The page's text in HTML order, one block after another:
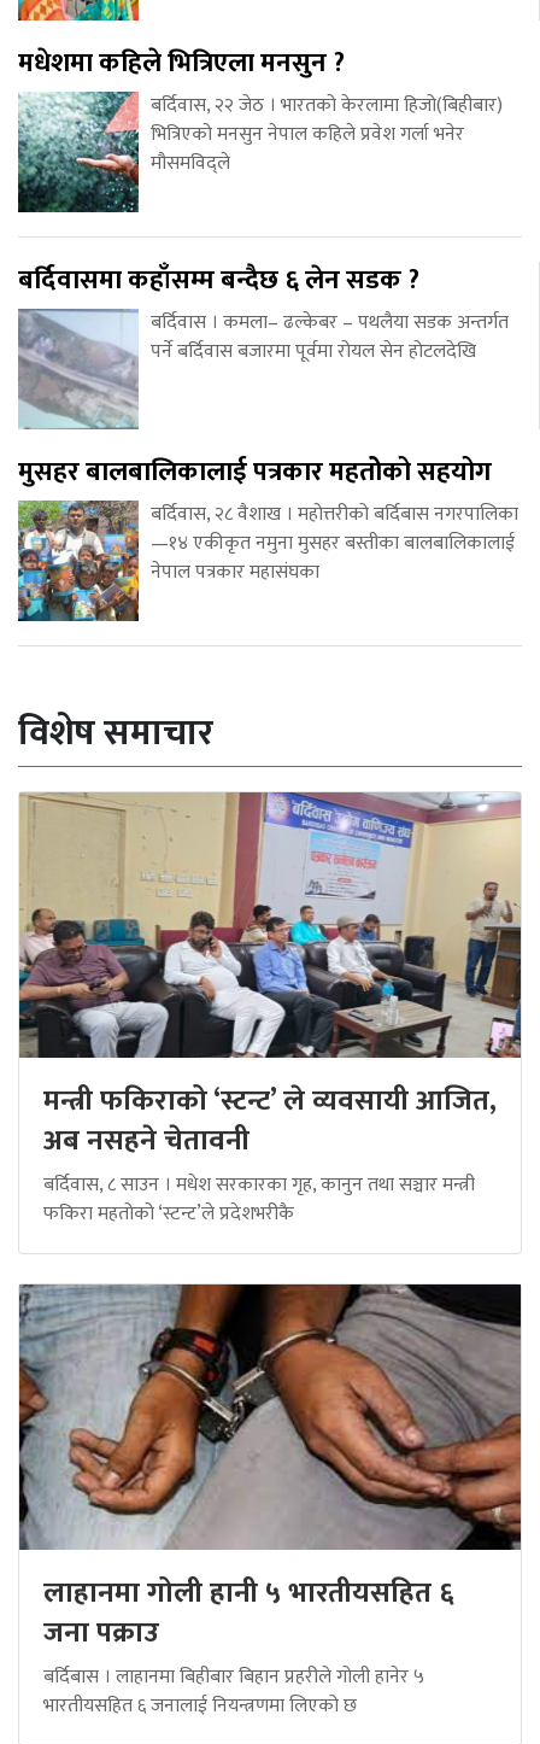
मधेशमा कहिले भित्रिएला मनसुन ?
बर्दिवास, २२ जेठ । भारतको केरलामा हिजो(बिहीबार)
भित्रिएको मनसुन नेपाल कहिले प्रवेश गर्ला भनेर
मौसमविद्ले
बर्दिवासमा कहाँसम्म बन्दैछ ६ लेन सडक ?
बर्दिवास । कमला– ढल्केबर – पथलैया सडक अन्तर्गत
पर्ने बर्दिवास बजारमा पूर्वमा रोयल सेन होटलदेखि
मुसहर बालबालिकालाई पत्रकार महतोेको सहयोग
बर्दिवास, २८ वैशाख । महोत्तरीको बर्दिबास नगरपालिका
—१४ एकीकृत नमुना मुसहर बस्तीका बालबालिकालाई
नेपाल पत्रकार महासंघका
विशेष समाचार
मन्त्री फकिराको ‘स्टन्ट’ ले व्यवसायी आजित,
अब नसहने चेतावनी
बर्दिवास, ८ साउन । मधेश सरकारका गृह, कानुन तथा सञ्चार मन्त्री
फकिरा महतोको ‘स्टन्ट’ले प्रदेशभरीकै
लाहानमा गोली हानी ५ भारतीयसहित ६
जना पक्राउ
बर्दिबास । लाहानमा बिहीबार बिहान प्रहरीले गोली हानेर ५
भारतीयसहित ६ जनालाई नियन्त्रणमा लिएको छ